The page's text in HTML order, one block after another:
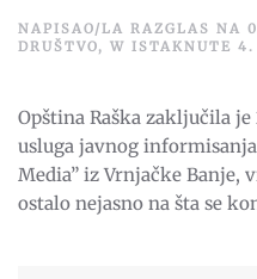
NAPISAO/LA RAZGLAS NA
DRUŠTVO, W ISTAKNUTE 4 .
Opština Raška zaključila
usluga javnog
Media” iz Vrnjačke Banje,
ostalo nejasno na šta se